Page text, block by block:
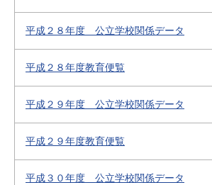
平成２８年度 公立学校関係データ
平成２８年度教育便覧
平成２９年度 公立学校関係データ
平成２９年度教育便覧
平成３０年度 公立学校関係データ